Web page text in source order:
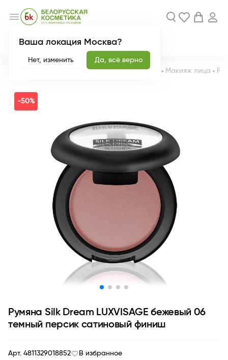
Ваша локация Москва?
Нет, изменить Да, всё верно
menu
Новинки Акции
Декоративная косметика Макияж лица
-50%
Румяна Silk Dream LUXVISAGE бежевый 06
темный персик сатиновый финиш
Арт. 4811329018852 В избранное